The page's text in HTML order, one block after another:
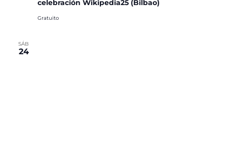
celebración Wikipedia25 (Bilbao)
Gratuito
SÁB
24